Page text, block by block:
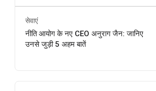
सेवाएं
नीति आयोग के नए CEO अनुराग जैन: जानिए
उनसे जुड़ी 5 अहम बातें